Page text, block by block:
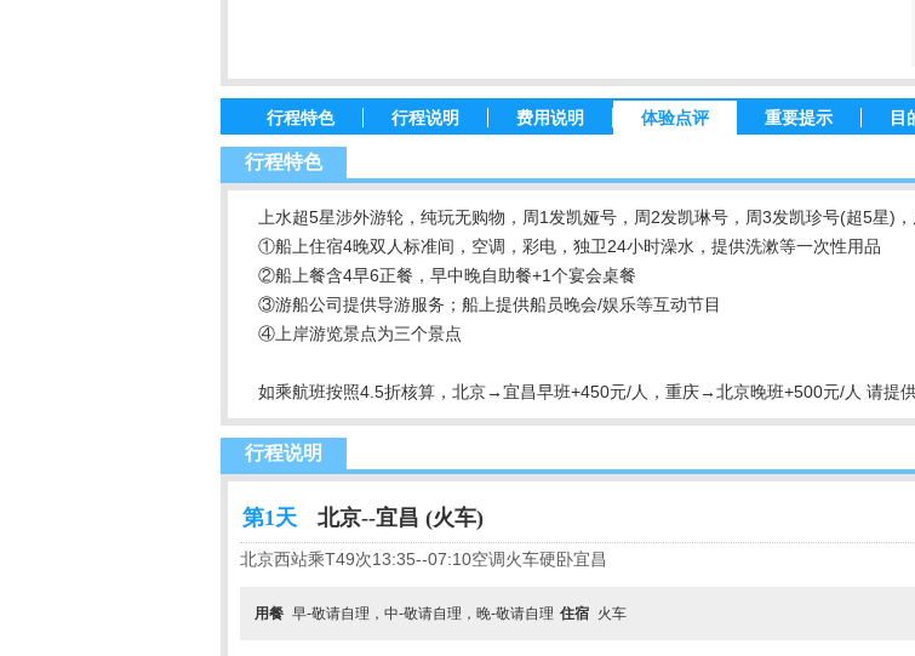
行程特色 行程说明 费用说明 体验点评 重要提示 目
行程特色
上水超5星涉外游轮，纯玩无购物，周1发凯娅号，周2发凯琳号，周3发凯珍号(超5星)
①船上住宿4晚双人标准间，空调，彩电，独卫24小时澡水，提供洗漱等一次性用品
②船上餐含4早6正餐，早中晚自助餐+1个宴会桌餐
③游船公司提供导游服务；船上提供船员晚会/娱乐等互动节目
④上岸游览景点为三个景点
如乘航班按照4.5折核算，北京→宜昌早班+450元/人，重庆→北京晚班+500元/人 请提
行程说明
第1天 北京--宜昌 (火车)
北京西站乘T49次13:35--07:10空调火车硬卧宜昌
用餐 早-敬请自理，中-敬请自理，晚-敬请自理 住宿 火车